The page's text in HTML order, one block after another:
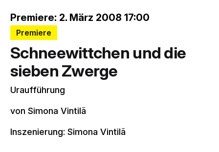
Premiere: 2. März 2008 17:00
Premiere
Schneewittchen und die
sieben Zwerge
Uraufführung
von Simona Vintilă
Inszenierung: Simona Vintilă